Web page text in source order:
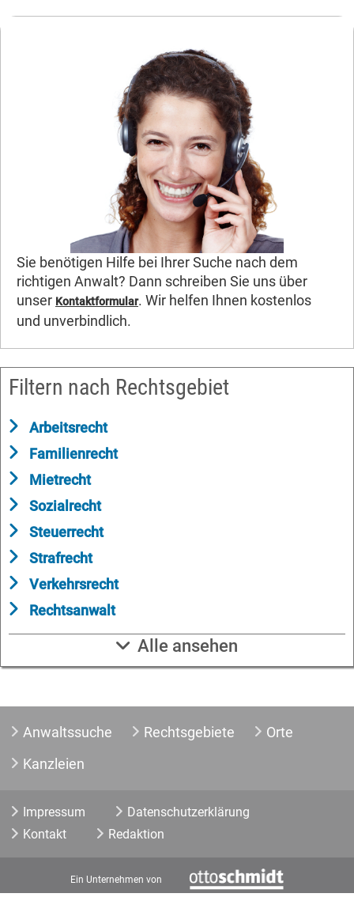
Sie benötigen Hilfe bei Ihrer Suche nach dem
richtigen Anwalt? Dann schreiben Sie uns über
unser Kontaktformular. Wir helfen Ihnen kostenlos
und unverbindlich.
Filtern nach Rechtsgebiet
Arbeitsrecht
Familienrecht
Mietrecht
Sozialrecht
Steuerrecht
Strafrecht
Verkehrsrecht
Rechtsanwalt
Alle ansehen
Anwaltssuche Rechtsgebiete
Orte
Kanzleien
Impressum
Datenschutzerklärung
Kontakt
Redaktion
Ein Unternehmen von